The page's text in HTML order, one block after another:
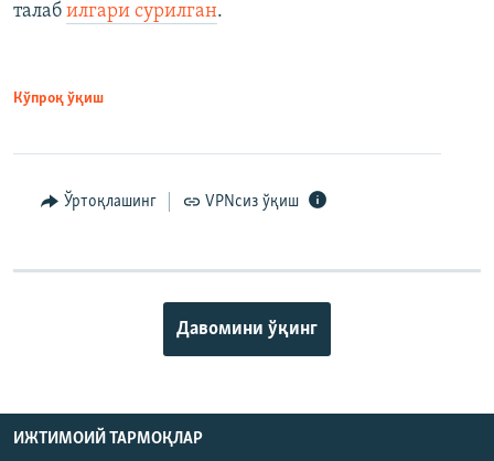
талаб илгари сурилган.
Кўпроқ ўқиш
Ўртоқлашинг VPNсиз ўқиш
Давомини ўқинг
ИЖТИМОИЙ ТАРМОҚЛАР